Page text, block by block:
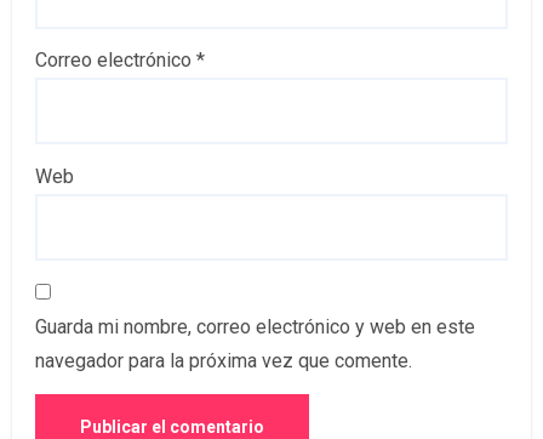
Correo electrónico *
Web
Guarda mi nombre, correo electrónico y web en este
navegador para la próxima vez que comente.